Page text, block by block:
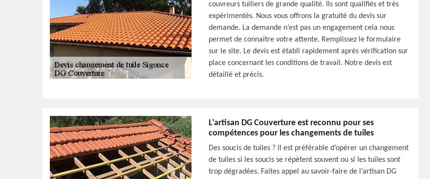
couvreurs tuiliers de grande qualité. Ils sont qualifiés et très
expérimentés. Nous vous offrons la gratuité du devis sur
demande. La demande n’est pas un engagement cela nous
permet de connaitre votre attente. Remplissez le formulaire
sur le site. Le devis est établi rapidement après vérification sur
place concernant les conditions de travail. Notre devis est
détaillé et précis.
L’artisan DG Couverture est reconnu pour ses
compétences pour les changements de tuiles
Des soucis de tuiles ? Il est préférable d’opérer un changement
de tuiles si les soucis se répètent souvent ou si les tuiles sont
trop dégradées. Faites appel au savoir-faire de l’artisan DG